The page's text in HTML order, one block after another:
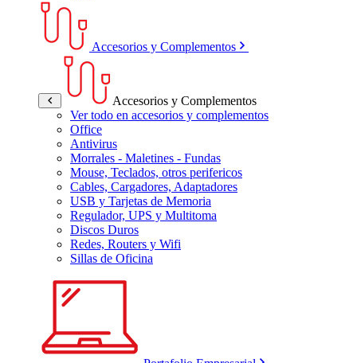
Accesorios y Complementos
Accesorios y Complementos
Ver todo en accesorios y complementos
Office
Antivirus
Morrales - Maletines - Fundas
Mouse, Teclados, otros perifericos
Cables, Cargadores, Adaptadores
USB y Tarjetas de Memoria
Regulador, UPS y Multitoma
Discos Duros
Redes, Routers y Wifi
Sillas de Oficina